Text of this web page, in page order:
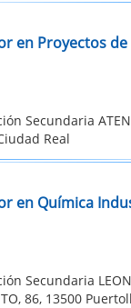
en Proyectos de
Secundaria
Real
en Química
Secundaria
86, 13500